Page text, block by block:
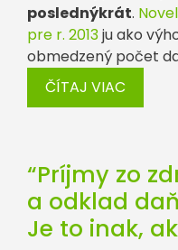
poslednýkrát.
pre r. 2013ju ako
obmedzený počet
ČÍTAJ VIAC
“Príjmy zo
a odklad
Je to inak,